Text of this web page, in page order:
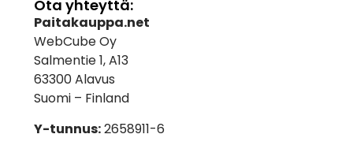
Ota yhteyttä:
Paitakauppa.net
WebCube Oy
Salmentie 1, A13
63300 Alavus
Suomi – Finland
Y-tunnus:2658911-6